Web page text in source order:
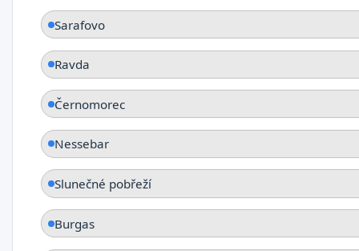
Sarafovo
Ravda
Černomorec
Nessebar
Slunečné pobřeží
Burgas